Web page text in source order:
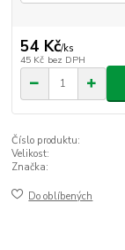
54 Kč/ks
45 Kč bez DPH
Číslo produktu:
Velikost:
Značka:
Do oblíbených